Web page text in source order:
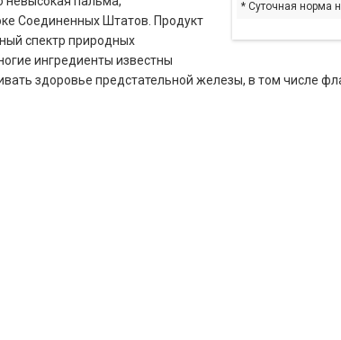
* Суточная норма
Соединенных Штатов. Продукт
спектр природных
ингредиенты известны
здоровье предстательной железы, в том числе